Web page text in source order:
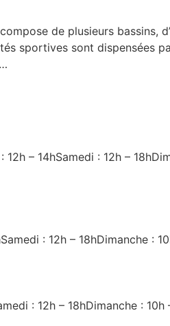
de plusieurs bassins,
sportives sont dispensées
– 14hSamedi : 12h –
: 12h – 18hDimanche :
: 12h – 18hDimanche : 10h